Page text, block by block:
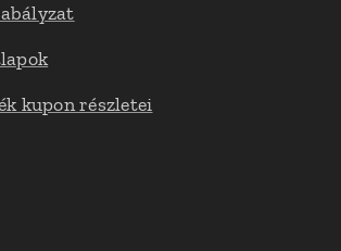
kupon részletei